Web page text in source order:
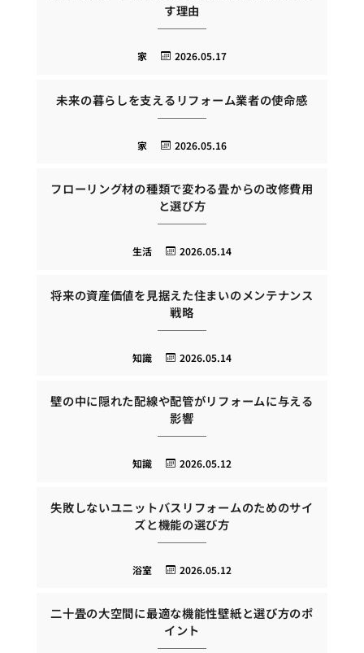
す理由
2026.05.17
家
未来の暮らしを支えるリフォーム業者の使命感
2026.05.16
家
フローリング材の種類で変わる畳からの改修費用
と選び方
2026.05.14
生活
将来の資産価値を見据えた住まいのメンテナンス
戦略
2026.05.14
知識
壁の中に隠れた配線や配管がリフォームに与える
影響
2026.05.12
知識
失敗しないユニットバスリフォームのためのサイ
ズと機能の選び方
2026.05.12
浴室
二十畳の大空間に最適な機能性壁紙と選び方のポ
イント